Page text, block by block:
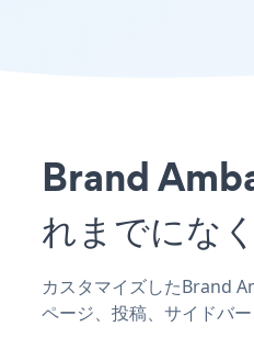
Brand
れまでにな
カスタマイズしたBrand
ページ、投稿、サイドバ